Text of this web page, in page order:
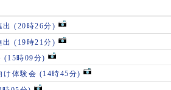
出 (20時26分)
出 (19時21分)
(15時09分)
け体験会 (14時45分)